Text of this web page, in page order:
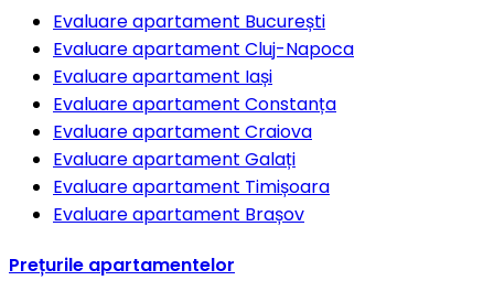
Evaluare apartament București
Evaluare apartament Cluj-Napoca
Evaluare apartament Iași
Evaluare apartament Constanța
Evaluare apartament Craiova
Evaluare apartament Galați
Evaluare apartament Timișoara
Evaluare apartament Brașov
Prețurile apartamentelor